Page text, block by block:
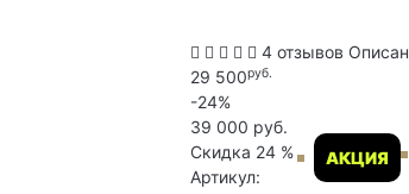
АКЦИЯ
4 отзывов
29 500руб.
-24%
39 000 руб.
Скидка 24 %
Артикул: